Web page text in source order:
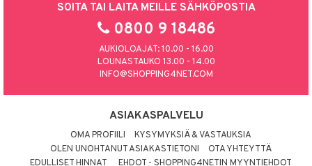
SOITA TAI LAITA MEILLE SÄHKÖPOSTIA
0800 9 18486
AUKIOLOAJAT: 10.00 - 16.00
LOUNASTAUKO 13.00 - 14.00
INFO@SHOPPING4NET.COM
ASIAKASPALVELU
OMA PROFIILI
KYSYMYKSIÄ & VASTAUKSIA
OLEN UNOHTANUT ASIAKASTIETONI
OTA YHTEYTTÄ
EDULLISET HINNAT
EHDOT - SHOPPING4NETIN MYYNTIEHDOT